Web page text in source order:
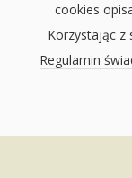
cookies
Korzystając z
Regulamin